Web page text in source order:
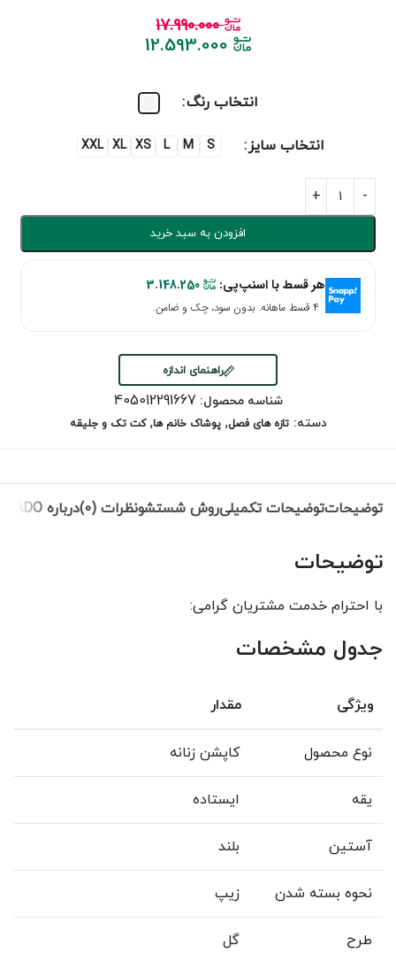
17.990.000
12.593.000
انتخاب رنگ
انتخاب سایز S
M
L
XS
XL
XXL
افزودن به سبد خرید
هر قسط با اسنپ‌پی: 3.148.250
۴ قسط ماهانه. بدون سود، چک و ضامن.
راهنمای اندازه
شناسه محصول:405012291667
دسته: تازه های فصل, پوشاک خانم ها, کت تک و جلیقه
توضیحاتتوضیحات تکمیلیروش شستشونظرات (0) درباره NEVADO
توضیحات
با احترام خدمت مشتریان گرامی:
جدول مشخصات
ویژگی مقدار
نوع محصول کاپشن زنانه
یقه ایستاده
آستین بلند
نحوه بسته شدن زیپ
طرح گل